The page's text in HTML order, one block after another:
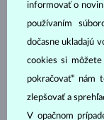
informovať o
používaním
dočasne ukladajú
cookies si
pokračovať“ nám
zlepšovať a
V opačnom